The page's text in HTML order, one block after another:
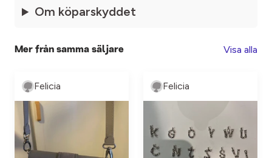
Om köparskyddet
Mer från samma säljare Visa alla
Felicia Felicia